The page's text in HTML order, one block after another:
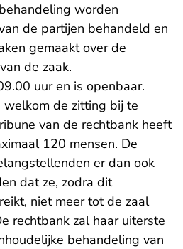
worden
de partijen behandeld en
gemaakt over de
de zaak.
uur en is openbaar.
de zitting bij te
van de rechtbank heeft
120 mensen. De
er dan ook
dat ze, zodra dit
niet meer tot de zaal
rechtbank zal haar uiterste
behandeling van